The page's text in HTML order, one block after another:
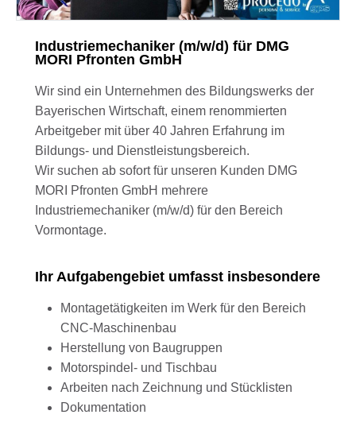
Industriemechaniker (m/w/d) für DMG
MORI Pfronten GmbH
Wir sind ein Unternehmen des Bildungswerks der
Bayerischen Wirtschaft, einem renommierten
Arbeitgeber mit über 40 Jahren Erfahrung im
Bildungs- und Dienstleistungsbereich.
Wir suchen ab sofort für unseren Kunden DMG
MORI Pfronten GmbH mehrere
Industriemechaniker (m/w/d) für den Bereich
Vormontage.
Ihr Aufgabengebiet umfasst insbesondere
Montagetätigkeiten im Werk für den Bereich
CNC-Maschinenbau
Herstellung von Baugruppen
Motorspindel- und Tischbau
Arbeiten nach Zeichnung und Stücklisten
Dokumentation